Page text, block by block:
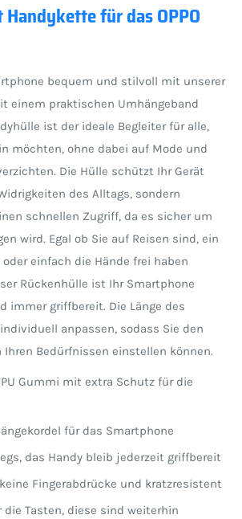
für das OPPO
bequem und stilvoll mit unserer
einem praktischen Umhängeband
ist der ideale Begleiter für alle,
möchten, ohne dabei auf Mode und
Die Hülle schützt Ihr Gerät
des Alltags, sondern
schnellen Zugriff, da es sicher um
wird. Egal ob Sie auf Reisen sind, ein
einfach die Hände frei haben
Rückenhülle ist Ihr Smartphone
immer griffbereit. Die Länge des
anpassen, sodass Sie den
Ihren Bedürfnissen einstellen können.
Gummi mit extra Schutz für die
für das Smartphone
das Handy bleib jederzeit griffbereit
Fingerabdrücke und kratzresistent
die Tasten, diese sind weiterhin